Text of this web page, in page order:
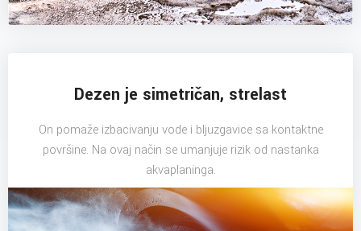
Dezen je simetričan, strelast
On pomaže izbacivanju vode i bljuzgavice sa kontaktne
površine. Na ovaj način se umanjuje rizik od nastanka
akvaplaninga.